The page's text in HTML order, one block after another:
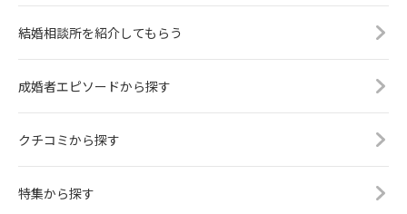
結婚相談所を紹介してもらう
成婚者エピソードから探す
クチコミから探す
特集から探す